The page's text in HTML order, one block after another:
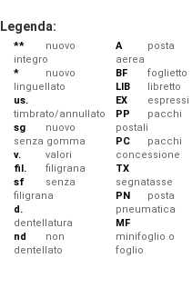
Legenda:
**
nuovo
integro
*
nuovo
linguellato
us.
timbrato/annullato
sg
nuovo
senza gomma
v.
valori
fil.
filigrana
sf
senza
filigrana
d.
dentellatura
nd
non
dentellato
A
posta
aerea
BF
foglietto
LIB
libretto
EX
espressi
PP
pacchi
postali
PC
pacchi
concessione
TX
segnatasse
PN
posta
pneumatica
MF
minifoglio o
foglio